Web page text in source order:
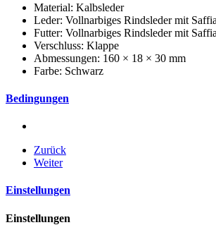
Material: Kalbsleder
Leder: Vollnarbiges Rindsleder mit
Futter: Vollnarbiges Rindsleder mit
Verschluss: Klappe
Abmessungen: 160 × 18 × 30 mm
Farbe: Schwarz
Bedingungen
Zurück
Weiter
Einstellungen
Einstellungen